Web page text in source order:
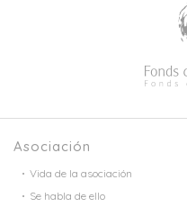
Asociación
Vida de la asociación
Se habla de ello